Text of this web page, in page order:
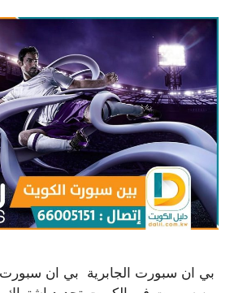
بي ان سبورت الجابرية بي ان سبورت